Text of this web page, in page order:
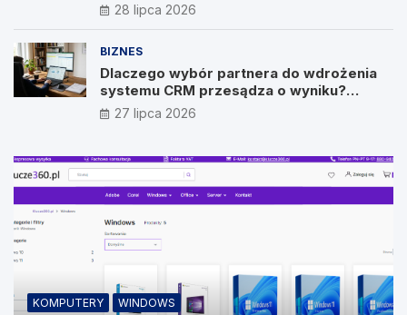
28 lipca 2026
BIZNES
Dlaczego wybór partnera do wdrożenia
systemu CRM przesądza o wyniku?
Wywiad z Pawłem Prymakowskim, CEO IT
Vision
27 lipca 2026
KOMPUTERY WINDOWS